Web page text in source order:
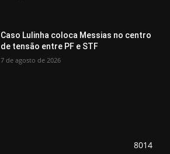
Caso Lulinha coloca Messias no centro
de tensão entre PF e STF
7 de agosto de 2026
8014